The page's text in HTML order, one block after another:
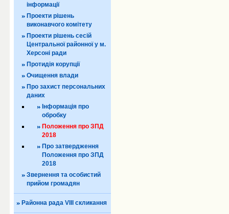
інформації
Проекти рішень
виконавчого комітету
Проекти рішень сесій
Центральної районної у м.
Херсоні ради
Протидія корупції
Очищення влади
Про захист персональних
даних
Iнформація про
обробку
Положення про ЗПД
2018
Про затвердження
Положення про ЗПД
2018
Звернення та особистий
прийом громадян
Районна рада VIII скликання